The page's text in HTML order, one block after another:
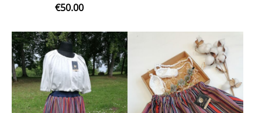
€50.00